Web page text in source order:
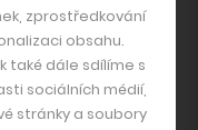
v
zprostředkování
obsahu.
také dále sdílíme s
sociálních médií,
stránky a soubory